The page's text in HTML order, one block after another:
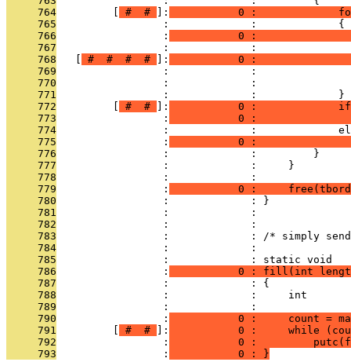
     764
# # ]:
0 :
     765
                 :             :             {
     766
                 :
0 :
     767
                 :             :
     768
# # # # ]:
0 :
     769
:             :
     770
:             :
     771
                 :             :             }
     772
# # ]:
0 :
     773
                 :
0 :
     774
:             :
     775
                 :
0 :
     776
                 :             :         }
     777
                 :             :     }
     778
                 :             :
     779
                 :
0 :
     780
                 :             : }
     781
                 :             :
     782
                 :             :
     783
:             : /* simply
     784
                 :             :
     785
                 :             : static void
     786
                 :
0 : fill(int
     787
                 :             : {
     788
:             :     int
     789
                 :             :
     790
                 :
0 :     count =
     791
# # ]:
0 :     while
     792
                 :
0 :
     793
                 :
           0 : }